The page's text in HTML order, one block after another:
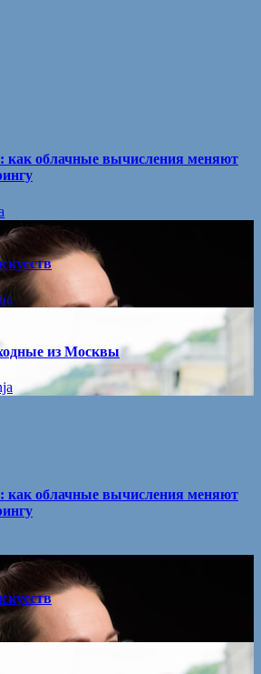
как облачные вычисления меняют
из Москвы
как облачные вычисления меняют